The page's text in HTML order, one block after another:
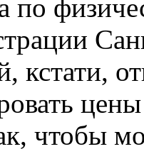
по
кстати,
чтобы